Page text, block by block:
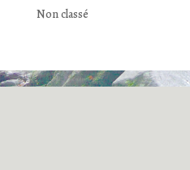
Non classé